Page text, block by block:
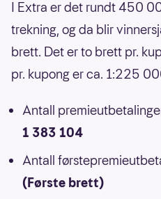
I Extra er det rundt 450
trekning, og da blir
brett. Det er to brett pr.
pr. kupong er ca. 1:225
Antall
1 383 104
Antall
(Første brett)